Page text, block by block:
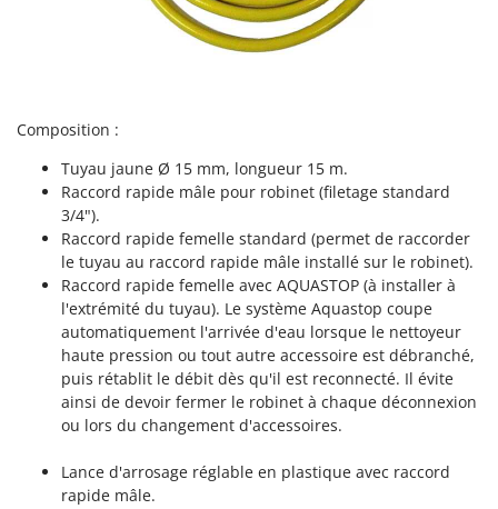
T
TecnoGen
Tellarini Pompe
Telwin
Tenco
Tineco
Titania
Tornado
Tre Spade
Trotec
Composition :
Tuyau jaune Ø 15 mm, longueur 15 m.
Raccord rapide mâle pour robinet (filetage standard
3/4").
Raccord rapide femelle standard (permet de raccorder
le tuyau au raccord rapide mâle installé sur le robinet).
Raccord rapide femelle avec AQUASTOP (à installer à
l'extrémité du tuyau). Le système Aquastop coupe
automatiquement l'arrivée d'eau lorsque le nettoyeur
haute pression ou tout autre accessoire est débranché,
puis rétablit le débit dès qu'il est reconnecté. Il évite
ainsi de devoir fermer le robinet à chaque déconnexion
ou lors du changement d'accessoires.
Lance d'arrosage réglable en plastique avec raccord
rapide mâle.